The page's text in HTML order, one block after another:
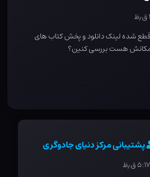
قطع شده لینک دانلود و پخش کتاب های
هست بررسی کنین؟
پشتیبانی مرکز دنیای جادوگری